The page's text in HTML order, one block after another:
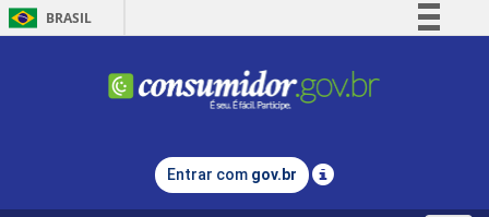
BRASIL
Comunica BR
Legislação
Entrar com gov.br